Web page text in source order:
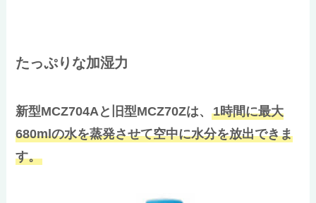
たっぷりな加湿力
新型MCZ704Aと旧型MCZ70Zは、1時間に最大
680mlの水を蒸発させて空中に水分を放出できま
す。